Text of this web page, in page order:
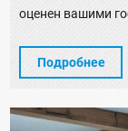
оценен вашими
Подробнее